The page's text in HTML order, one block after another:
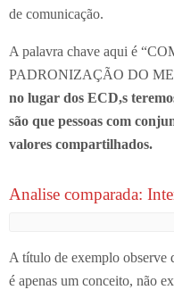
de comunicação.
A palavra chave aqui é
PADRONIZAÇÃO DO
no lugar dos ECD,s
são que pessoas com
valores compartilhados.
Analise comparada:
A título de exemplo observe
é apenas um conceito, não